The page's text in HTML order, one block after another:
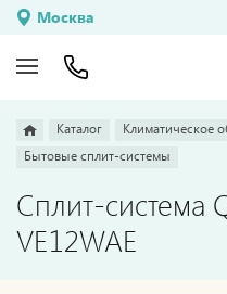
Москва
Каталог
Климатическое
Бытовые сплит-системы
Сплит-система
VE12WAE